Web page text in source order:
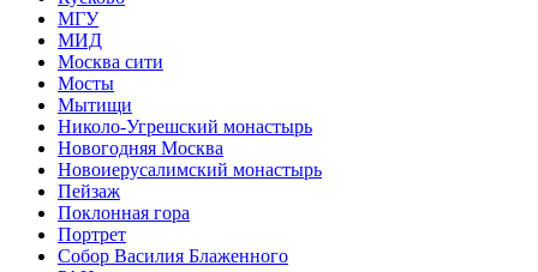
МГУ
МИД
Москва сити
Мосты
Мытищи
Николо-Угрешский монастырь
Новогодняя Москва
Новоиерусалимский монастырь
Пейзаж
Поклонная гора
Портрет
Собор Василия Блаженного